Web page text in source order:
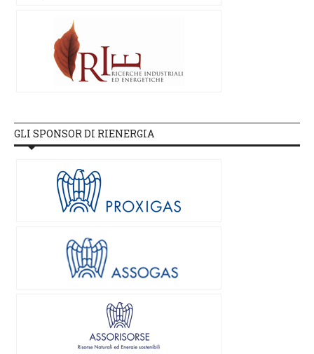
GLI SPONSOR DI RIENERGIA